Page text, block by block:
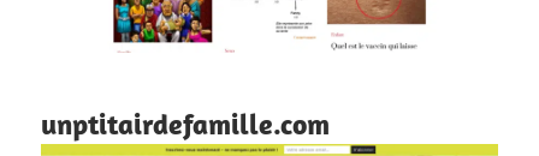
unptitairdefamille.com